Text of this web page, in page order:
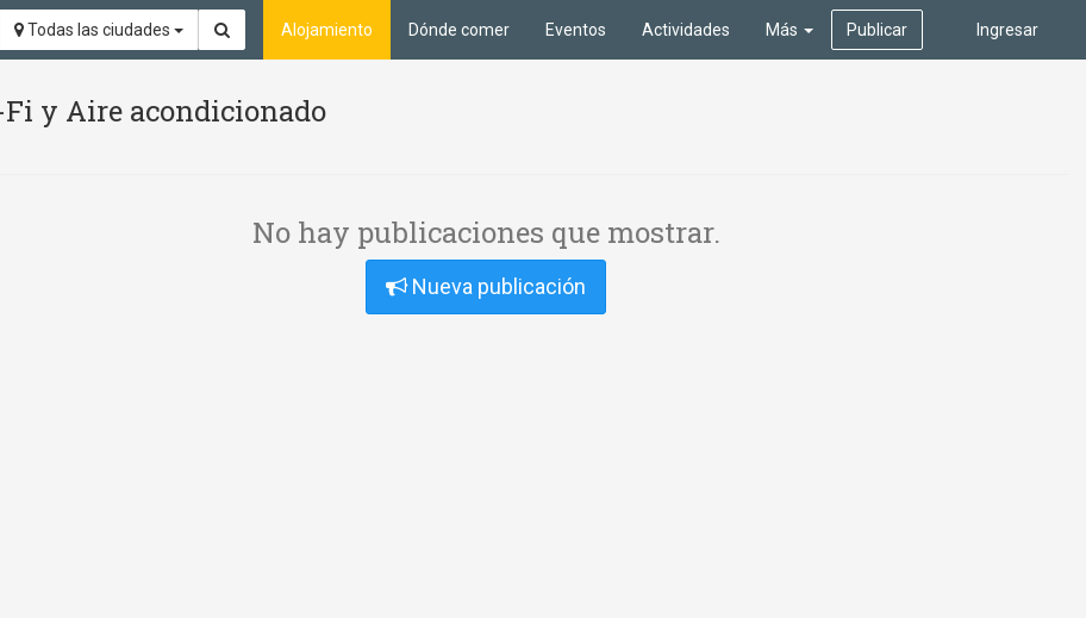
Todas las ciudades Ingresar
Alojamiento Dónde comer Eventos Actividades Más Publicar
y Aire acondicionado
No hay publicaciones que mostrar.
Nueva publicación